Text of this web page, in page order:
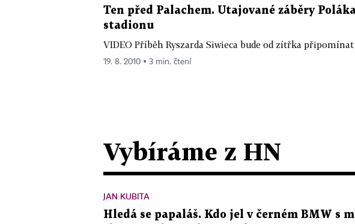
Ten před Palachem. Utajované záběry
stadionu
VIDEO Příběh Ryszarda Siwieca bude od zítřka
19. 8. 2010 ▪ 3 min. čtení
Vybíráme z HN
JAN KUBITA
Hledá se papaláš. Kdo jel v černém BMW s